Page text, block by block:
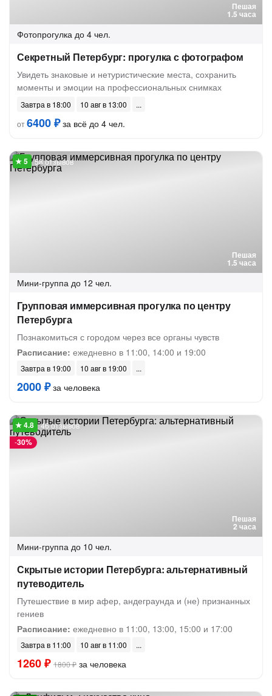
Пешая
1.5 часа
Фотопрогулка до 4 чел.
Секретный Петербург: прогулка с фотографом
Увидеть знаковые и нетуристические места, сохранить
моменты и эмоции на профессиональных снимках
Завтра в 18:00
10 авг в 13:00
от6400 ₽за всё до 4 чел.
Пешая
1.5 часа
58 отзывов
Мини-группа до 12 чел.
Групповая иммерсивная прогулка по центру
Петербурга
Познакомиться с городом через все органы чувств
Расписание: ежедневно в 11:00, 14:00 и 19:00
Завтра в 19:00 10 авг в 19:00
2000 ₽за человека
Пешая
2 часа
-30%
46 отзывов
Мини-группа до 10 чел.
Скрытые истории Петербурга: альтернативный
путеводитель
Путешествие в мир афер, андеграунда и (не) признанных
гениев
Расписание: ежедневно в 11:00, 13:00, 15:00 и 17:00
Завтра в 11:00 10 авг в 11:00
1260 ₽ 1800 ₽ за человека